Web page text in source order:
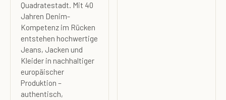
Quadratestadt. Mit 40
Jahren Denim-
Kompetenz im Rücken
entstehen hochwertige
Jeans, Jacken und
Kleider in nachhaltiger
europäischer
Produktion –
authentisch,